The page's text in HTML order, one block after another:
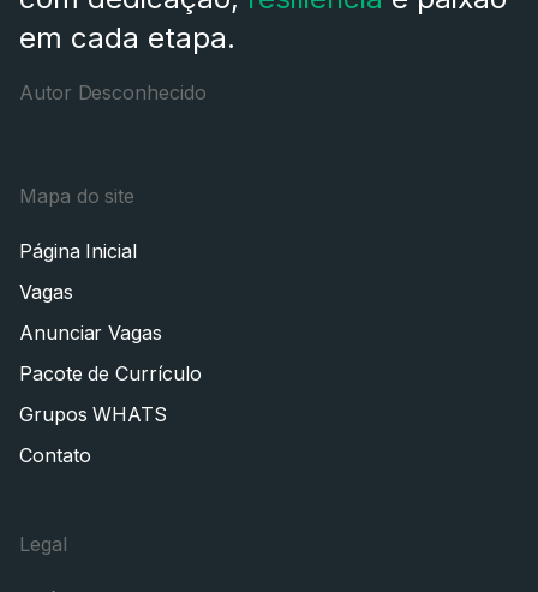
em cada etapa.
Autor Desconhecido
Mapa do site
Página Inicial
Vagas
Anunciar Vagas
Pacote de Currículo
Grupos WHATS
Contato
Legal